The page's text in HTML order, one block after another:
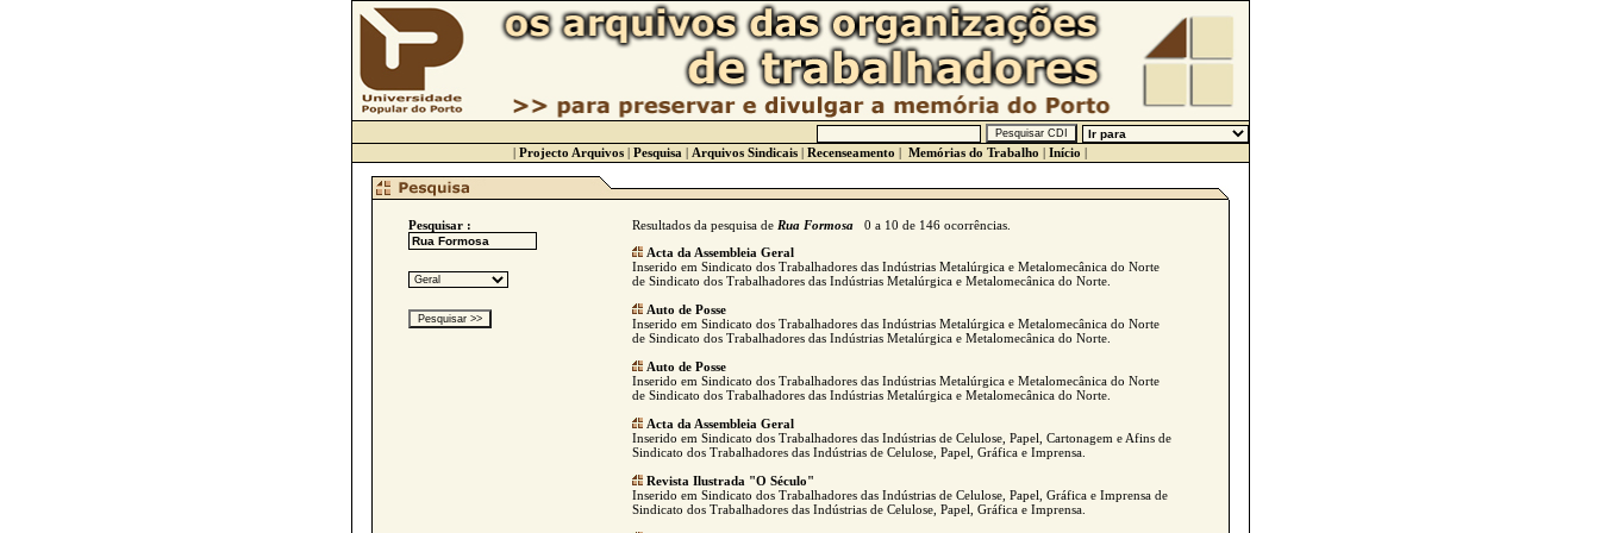
| Projecto Arquivos | Pesquisa | Arquivos Sindicais | Recenseamento | Memórias do Trabalho | Início |
Pesquisar : Resultados da pesquisa de Rua Formosa0 a 10 de 146 ocorrências.
Acta da Assembleia Geral
Inserido em Sindicato dos Trabalhadores das Indústrias Metalúrgica e Metalomecânica do Norte
de Sindicato dos Trabalhadores das Indústrias Metalúrgica e Metalomecânica do Norte.
Auto de Posse
Inserido em Sindicato dos Trabalhadores das Indústrias Metalúrgica e Metalomecânica do Norte
de Sindicato dos Trabalhadores das Indústrias Metalúrgica e Metalomecânica do Norte.
Auto de Posse
Inserido em Sindicato dos Trabalhadores das Indústrias Metalúrgica e Metalomecânica do Norte
de Sindicato dos Trabalhadores das Indústrias Metalúrgica e Metalomecânica do Norte.
Acta da Assembleia Geral
Inserido em Sindicato dos Trabalhadores das Indústrias de Celulose, Papel, Cartonagem e Afins de
Sindicato dos Trabalhadores das Indústrias de Celulose, Papel, Gráfica e Imprensa.
Revista Ilustrada "O Século"
Inserido em Sindicato dos Trabalhadores das Indústrias de Celulose, Papel, Gráfica e Imprensa de
Sindicato dos Trabalhadores das Indústrias de Celulose, Papel, Gráfica e Imprensa.